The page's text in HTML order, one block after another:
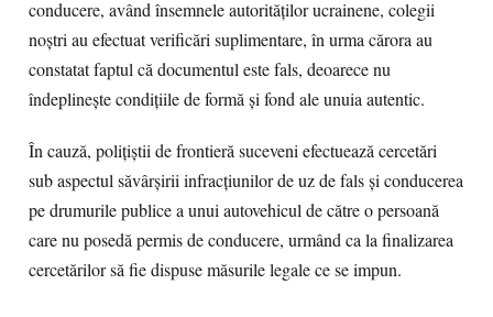
conducere, având însemnele autorităților ucrainene, colegii
noștri au efectuat verificări suplimentare, în urma cărora au
constatat faptul că documentul este fals, deoarece nu
îndeplinește condițiile de formă și fond ale unuia autentic.
În cauză, polițiștii de frontieră suceveni efectuează cercetări
sub aspectul săvârşirii infracţiunilor de uz de fals şi conducerea
pe drumurile publice a unui autovehicul de către o persoană
care nu posedă permis de conducere, urmând ca la finalizarea
cercetărilor să fie dispuse măsurile legale ce se impun.